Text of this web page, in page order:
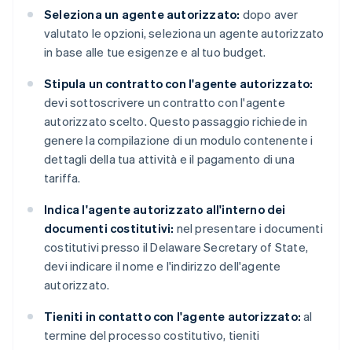
Seleziona un agente autorizzato: dopo aver
valutato le opzioni, seleziona un agente autorizzato
in base alle tue esigenze e al tuo budget.
Stipula un contratto con l'agente autorizzato:
devi sottoscrivere un contratto con l'agente
autorizzato scelto. Questo passaggio richiede in
genere la compilazione di un modulo contenente i
dettagli della tua attività e il pagamento di una
tariffa.
Indica l'agente autorizzato all'interno dei
documenti costitutivi: nel presentare i documenti
costitutivi presso il Delaware Secretary of State,
devi indicare il nome e l'indirizzo dell'agente
autorizzato.
Tieniti in contatto con l'agente autorizzato: al
termine del processo costitutivo, tieniti